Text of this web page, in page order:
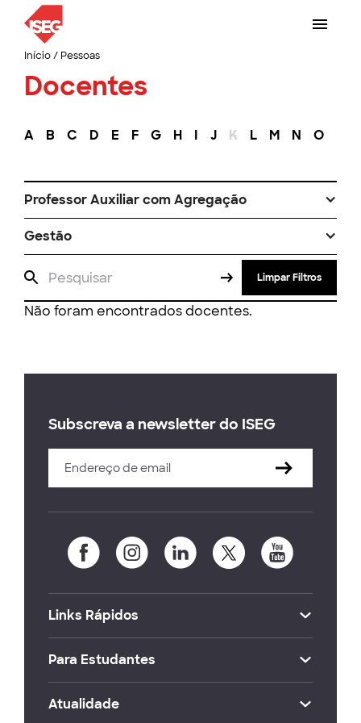
Início/ Pessoas
Docentes
A B C D E F G H I J K L M N O
Professor Auxiliar com Agregação
Gestão
Limpar Filtros
Não foram encontrados docentes.
Subscreva a newsletter do ISEG
Links Rápidos
Para Estudantes
Atualidade